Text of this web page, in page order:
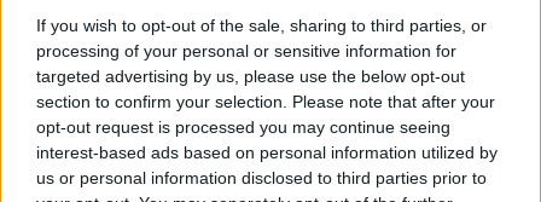
If you wish to opt-out of the sale, sharing to third parties, or
processing of your personal or sensitive information for
targeted advertising by us, please use the below opt-out
section to confirm your selection. Please note that after your
opt-out request is processed you may continue seeing
interest-based ads based on personal information utilized by
us or personal information disclosed to third parties prior to